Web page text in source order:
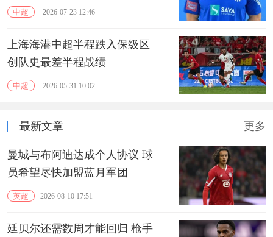
中超 2026-07-23 12:46
上海海港中超半程跌入保级区
创队史最差半程战绩
中超 2026-05-31 10:02
最新文章 更多
曼城与布阿迪达成个人协议 球
员希望尽快加盟蓝月军团
英超 2026-08-10 17:51
廷贝尔还需数周才能回归 枪手